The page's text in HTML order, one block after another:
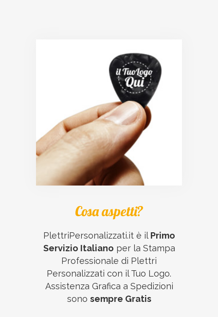
Cosa aspetti?
PlettriPersonalizzati.it è il Primo
Servizio Italiano per la Stampa
Professionale di Plettri
Personalizzati con il Tuo Logo.
Assistenza Grafica a Spedizioni
sono sempre Gratis